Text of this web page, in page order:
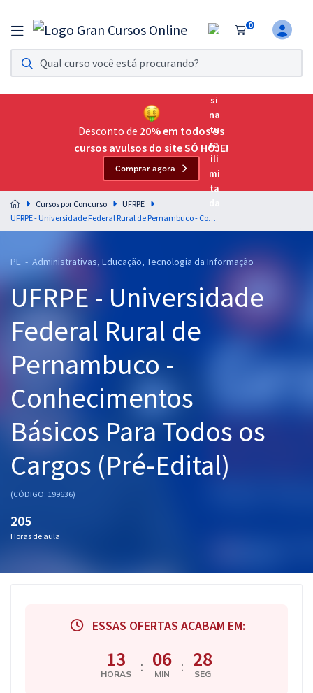
0
Assinatura Ilimitada 11
Acesso a todos os cursos. Teste grátis por 7 dias!
Assinatura OAB Até Passar
Acesso ilimitado a toda preparação para o Exame da
Residências Multiprofissionais
Preparação completa e intensiva para as principais
residências em saúde do Brasil
Cursos 20% OFF
Pós
Graduação
OAB
Mentorias
Questões grátis
Aprovados
Desconto de 20% em todos os
cursos avulsos do site SÓ HOJE!
Comprar agora
Cursos por Concurso
UFRPE
UFRPE - Universidade Federal Rural de Pernambuco - Conhecimentos Básicos Para Todos os Cargos (Pré-Edital)
PE - Administrativas, Educação, Tecnologia da Informação
UFRPE - Universidade
Federal Rural de
Pernambuco -
Conhecimentos
Básicos Para Todos os
Cargos (Pré-Edital)
(CÓDIGO: 199636)
205
Horas de aula
ESSAS OFERTAS ACABAM EM:
13
HORAS : 06
MIN : 28
SEG